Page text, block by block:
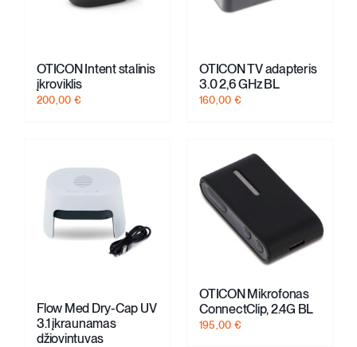
Parduotuvė
+370 620 33338
OTICON Intent stalinis
įkroviklis
200,00 €
OTICON TV adapteris
3.0 2,6 GHz BL
160,00 €
Flow Med Dry-Cap UV
3.1 įkraunamas
džiovintuvas
OTICON Mikrofonas
ConnectClip, 2.4G BL
195,00 €